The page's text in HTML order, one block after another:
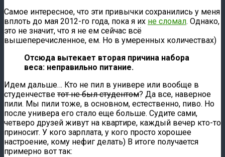
Самое интересное, что эти привычки сохранились у меня
вплоть до мая 2012-го года, пока я их не сломал. Однако,
это не значит, что я не ем сейчас всё
вышеперечисленное, ем. Но в умеренных количествах)
Отсюда вытекает вторая причина набора
веса: неправильно питание.
Идем дальше… Кто не пил в универе или вообще в
студенчестветот не был студентом? Да все, наверное
пили. Мы пили тоже, в основном, естественно, пиво. Но
после универа его стало еще больше. Судите сами,
четверо друзей живут на квартире, каждый вечер кто-то
приносит. У кого зарплата, у кого просто хорошее
настроение, кому нефиг делать) В итоге получается
примерно вот так: